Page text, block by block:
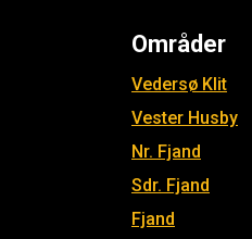
Områder
Vedersø Klit
Vester Husby
Nr. Fjand
Sdr. Fjand
Fjand